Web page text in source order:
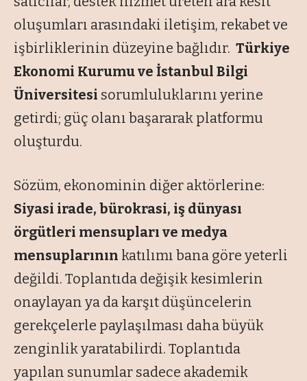
oluşumları arasındaki iletişim, rekabet ve
işbirliklerinin düzeyine bağlıdır. Türkiye
Ekonomi Kurumu ve İstanbul Bilgi
Üniversitesi sorumluluklarını yerine
getirdi; güç olanı başararak platformu
oluşturdu.
Sözüm, ekonominin diğer aktörlerine:
Siyasi irade, bürokrasi, iş dünyası
örgütleri mensupları ve medya
mensuplarının katılımı bana göre yeterli
değildi. Toplantıda değişik kesimlerin
onaylayan ya da karşıt düşüncelerin
gerekçelerle paylaşılması daha büyük
zenginlik yaratabilirdi. Toplantıda
yapılan sunumlar sadece akademik